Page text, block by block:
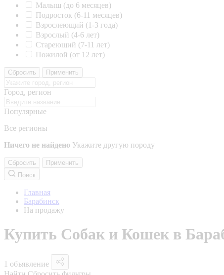
Малыш (до 6 месяцев)
Подросток (6-11 месяцев)
Взрослеющий (1-3 года)
Взрослый (4-6 лет)
Стареющий (7-11 лет)
Пожилой (от 12 лет)
Сбросить Применить
Город, регион
Популярные
Все регионы
Ничего не найдено Укажите другую породу
Сбросить
Применить
Поиск
Главная
Барабинск
На продажу
Купить Собак и Кошек в
1 объявление